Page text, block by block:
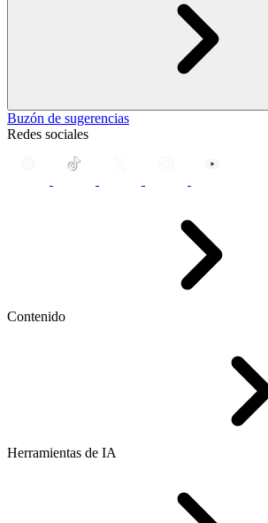
Buzón de sugerencias
Redes sociales
Contenido
Herramientas de IA